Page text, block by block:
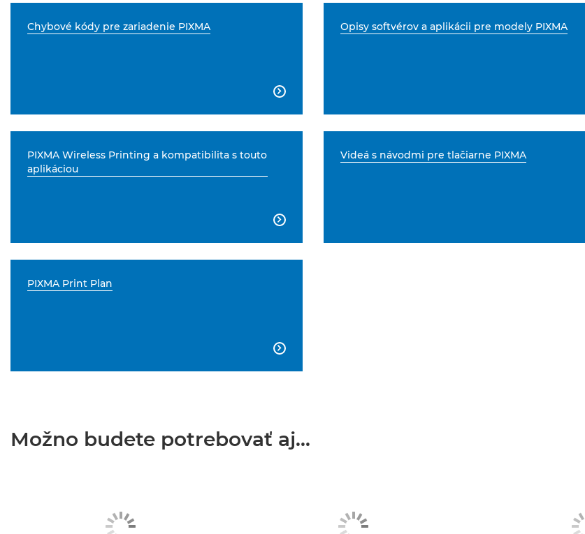
Chybové kódy pre zariadenie PIXMA

Opisy softvérov a aplikácii pre modely PIXMA
PIXMA Wireless Printing a kompatibilita s touto
aplikáciou

Videá s návodmi pre tlačiarne PIXMA
PIXMA Print Plan

Možno budete potrebovať aj...